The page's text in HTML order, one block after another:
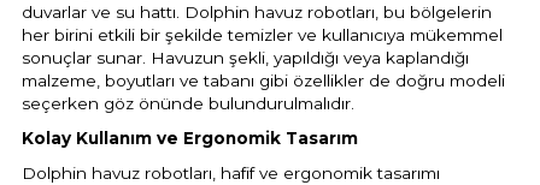
e Pool Expert
Havuz Filtre
Havuz Kış Kimyasalı
Bahçe Süs Havuzu
Endüstriyel Blower
duvarlar ve su hattı. Dolphin havuz robotları, bu bölgelerin
her birini etkili bir şekilde temizler ve kullanıcıya mükemmel
sonuçlar sunar. Havuzun şekli, yapıldığı veya kaplandığı
malzeme, boyutları ve tabanı gibi özellikler de doğru modeli
seçerken göz önünde bulundurulmalıdır.
Kolay Kullanım ve Ergonomik Tasarım
Dolphin havuz robotları, hafif ve ergonomik tasarımı